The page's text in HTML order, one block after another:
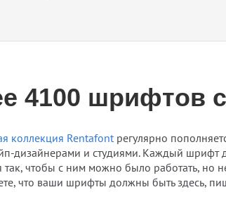
4100 шрифтов
коллекция Rentafontрегулярно
дизайнерами и студиями. Каждый шрифт
так, чтобы с ним можно было работать, но
что ваши шрифты должны быть здесь,